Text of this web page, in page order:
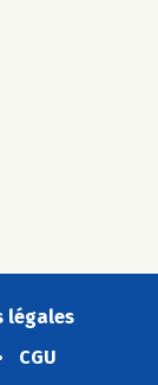
légales
CGU